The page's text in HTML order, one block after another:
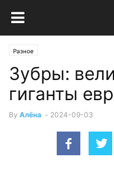
Разное
Зубры:
гиганты
By Алёна - 2024-09-03